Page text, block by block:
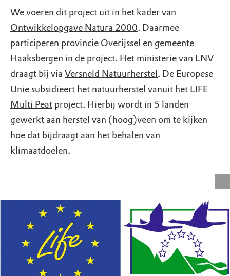
We voeren dit project uit in het kader van
Ontwikkelopgave Natura 2000. Daarmee
participeren provincie Overijssel en gemeente
Haaksbergen in de project. Het ministerie van LNV
draagt bij via Versneld Natuurherstel . De Europese
Unie subsidieert het natuurherstel vanuit het LIFE
Multi Peat project. Hierbij wordt in 5 landen
gewerkt aan herstel van (hoog)veen om te kijken
hoe dat bijdraagt aan het behalen van
klimaatdoelen.